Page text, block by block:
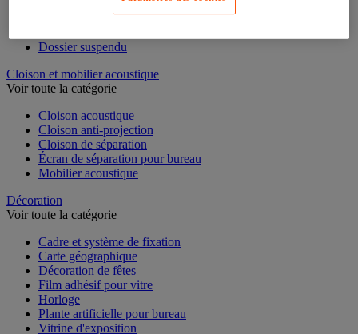
Boîte et caisse d'archives
Classeur, intercalaire et pochette
Cloison et mobilier acoustique
Cloison acoustique
Cloison anti-projection
Cloison de séparation
Écran de séparation pour bureau
Décoration
Cadre et système de fixation
Carte géographique
Décoration de fêtes
Film adhésif pour vitre
Horloge
Plante artificielle pour bureau